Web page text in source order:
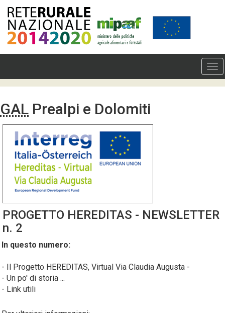
GAL Prealpi e Dolomiti
PROGETTO HEREDITAS - NEWSLETTER
n. 2
In questo numero:
- Il Progetto HEREDITAS, Virtual Via Claudia Augusta -
- Un po' di storia ...
- Link utili